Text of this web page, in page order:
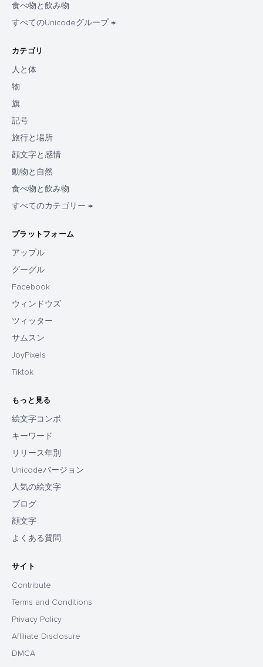
食べ物と飲み物
すべてのUnicodeグループ →
カテゴリ
人と体
物
旗
記号
旅行と場所
顔文字と感情
動物と自然
食べ物と飲み物
すべてのカテゴリー →
プラットフォーム
アップル
グーグル
Facebook
ウィンドウズ
ツィッター
サムスン
JoyPixels
Tiktok
もっと見る
絵文字コンボ
キーワード
リリース年別
Unicodeバージョン
人気の絵文字
ブログ
顔文字
よくある質問
サイト
Contribute
Terms and Conditions
Privacy Policy
Affiliate Disclosure
DMCA